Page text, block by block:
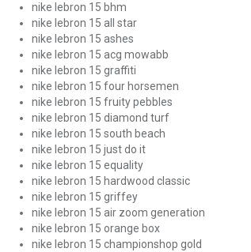
nike lebron 15 bhm
nike lebron 15 all star
nike lebron 15 ashes
nike lebron 15 acg mowabb
nike lebron 15 graffiti
nike lebron 15 four horsemen
nike lebron 15 fruity pebbles
nike lebron 15 diamond turf
nike lebron 15 south beach
nike lebron 15 just do it
nike lebron 15 equality
nike lebron 15 hardwood classic
nike lebron 15 griffey
nike lebron 15 air zoom generation
nike lebron 15 orange box
nike lebron 15 championshop gold